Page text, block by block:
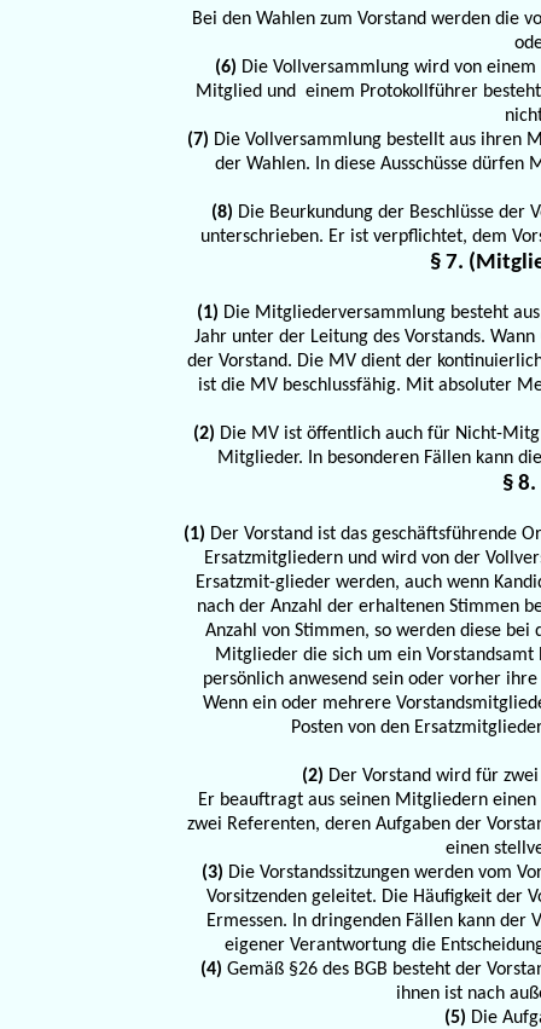
Bei den Wahlen zum Vorstand werden die
(6) Die Vollversammlung wird von
Mitglied und einem Protokollführer
(7) Die Vollversammlung bestellt aus ihren
der Wahlen. In diese Ausschüsse
(8) Die Beurkundung der Beschlüsse der
unterschrieben. Er ist verpflichtet, dem
§ 7.
(1) Die Mitgliederversammlung besteht
Jahr unter der Leitung des Vorstands.
der Vorstand. Die MV dient der
ist die MV beschlussfähig. Mit absoluter
(2) Die MV ist öffentlich auch für Nicht-
Mitglieder. In besonderen Fällen kann
§
(1) Der Vorstand ist das geschäftsführende
Ersatzmitgliedern und wird von der
Ersatzmit-glieder werden, auch wenn
nach der Anzahl der erhaltenen Stimmen
Anzahl von Stimmen, so werden diese
Mitglieder die sich um ein
persönlich anwesend sein oder vorher
Wenn ein oder mehrere
Posten von den
(2) Der Vorstand wird für
Er beauftragt aus seinen Mitgliedern
zwei Referenten, deren Aufgaben der
einen
(3) Die Vorstandssitzungen werden vom
Vorsitzenden geleitet. Die Häufigkeit der
Ermessen. In dringenden Fällen kann der
eigener Verantwortung die
(4) Gemäß §26 des BGB besteht der
ihnen ist nach
(5) Die